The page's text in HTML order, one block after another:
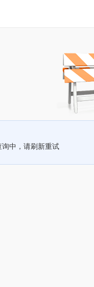
询中，请刷新重试